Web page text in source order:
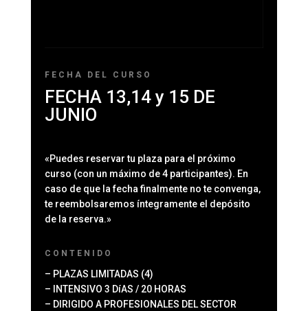
FECHA DEL CURSO
FECHA 13,14 y 15 DE
JUNIO
«Puedes reservar tu plaza para el próximo
curso (con un máximo de 4 participantes). En
caso de que la fecha finalmente no te convenga,
te reembolsaremos íntegramente el depósito
de la reserva.»
CONTENIDO
– PLAZAS LIMITADAS (4)
– INTENSIVO 3 DíAS / 20 HORAS
– DIRIGIDO A PROFESIONALES DEL SECTOR